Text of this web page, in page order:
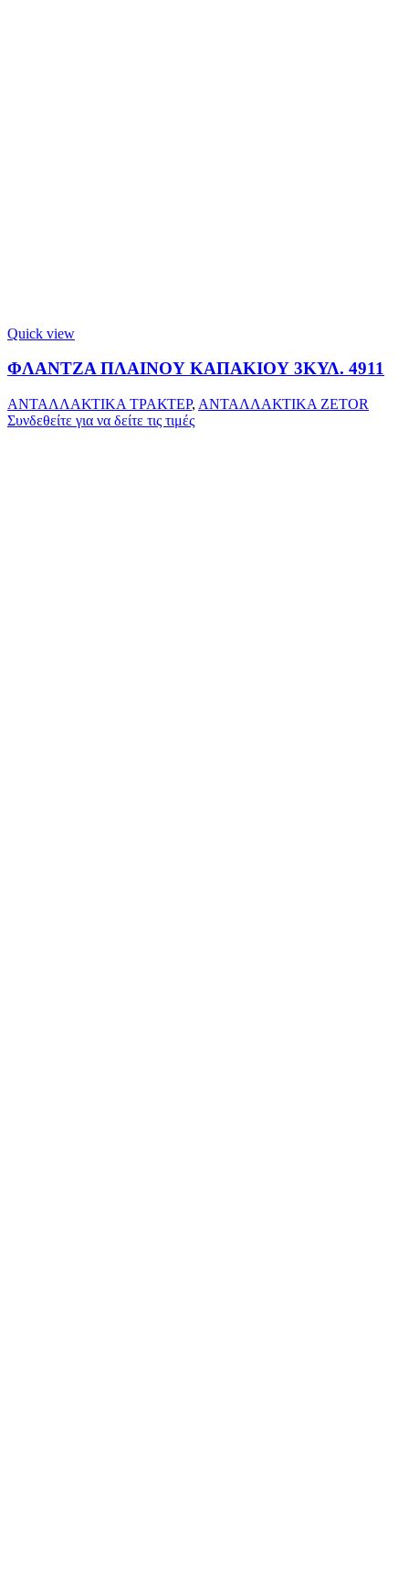
Quick view
ΦΛΑΝΤΖΑ ΠΛΑΙΝΟΥ ΚΑΠΑΚΙΟΥ 3ΚΥΛ. 4911
ΑΝΤΑΛΛΑΚΤΙΚΑ ΤΡΑΚΤΕΡ, ΑΝΤΑΛΛΑΚΤΙΚΑ ZETOR
Συνδεθείτε για να δείτε τις τιμές